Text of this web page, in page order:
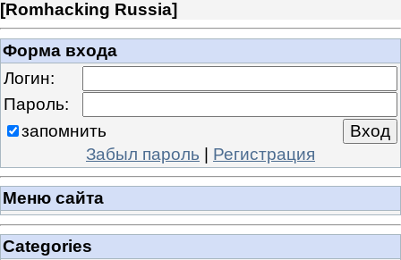
[Romhacking Russia]
Форма входа
Логин:
Пароль:
запомнить
Забыл пароль | Регистрация
Меню сайта
Categories